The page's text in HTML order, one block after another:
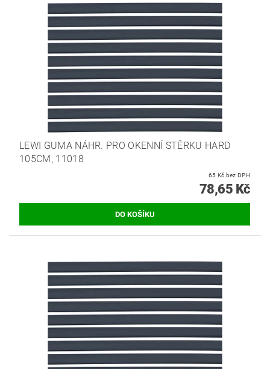
LEWI GUMA NÁHR. PRO OKENNÍ STĚRKU HARD
105CM, 11018
65 Kč bez DPH
78,65 Kč